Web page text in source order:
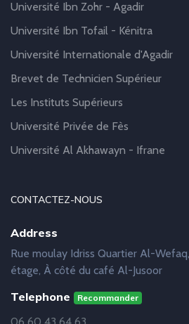
Université Ibn Zohr - Agadir
Université Ibn Tofail - Kénitra
Université Internationale d'Agadir
Brevet de Technicien Supérieur
Les Instituts Supérieurs
Université Privée de Fès
Université Al Akhawayn - Ifrane
CONTACTEZ-NOUS
Address
Rue moulay Idriss Quartier Al-
étage, À côté du café Al-Jusoor
Telephone Recommander